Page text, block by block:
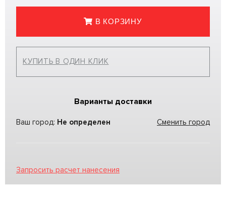
В КОРЗИНУ
КУПИТЬ В ОДИН КЛИК
Варианты доставки
Ваш город: Не определен Сменить город
Запросить расчет нанесения